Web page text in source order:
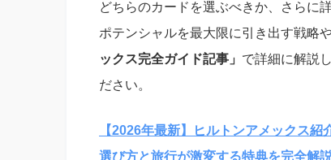
どちらのカードを選ぶべきか、さらに
ポテンシャルを最大限に引き出す戦略
ックス完全ガイド記事」 で詳細に解説
ださい。
【2026年最新】ヒルトンアメックス
選び方と旅行が激変する特典を完全解